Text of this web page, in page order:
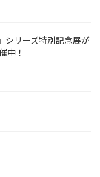
シリーズ特別記念展が
中！